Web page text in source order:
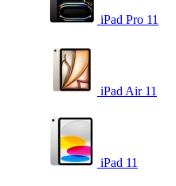
iPad Pro 11
iPad Air 11
iPad 11